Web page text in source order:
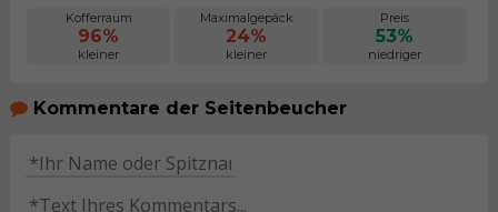
Kofferraum
96%
kleiner
Maximalgepäck
24%
kleiner
Preis
53%
niedriger
Kommentare der Seitenbeucher